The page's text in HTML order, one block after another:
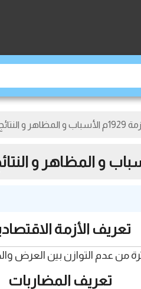
تعريف الأزمة
من عدم التوازن بين العرض
تعريف المضاربات